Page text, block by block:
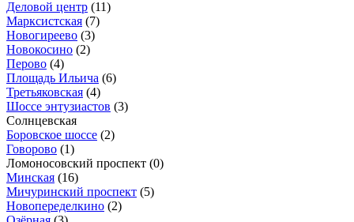
Деловой центр (11)
Марксистская (7)
Новогиреево (3)
Новокосино (2)
Перово (4)
Площадь Ильича (6)
Третьяковская (4)
Шоссе энтузиастов (3)
Солнцевская
Боровское шоссе (2)
Говорово (1)
Ломоносовский проспект (0)
Минская (16)
Мичуринский проспект (5)
Новопеределкино (2)